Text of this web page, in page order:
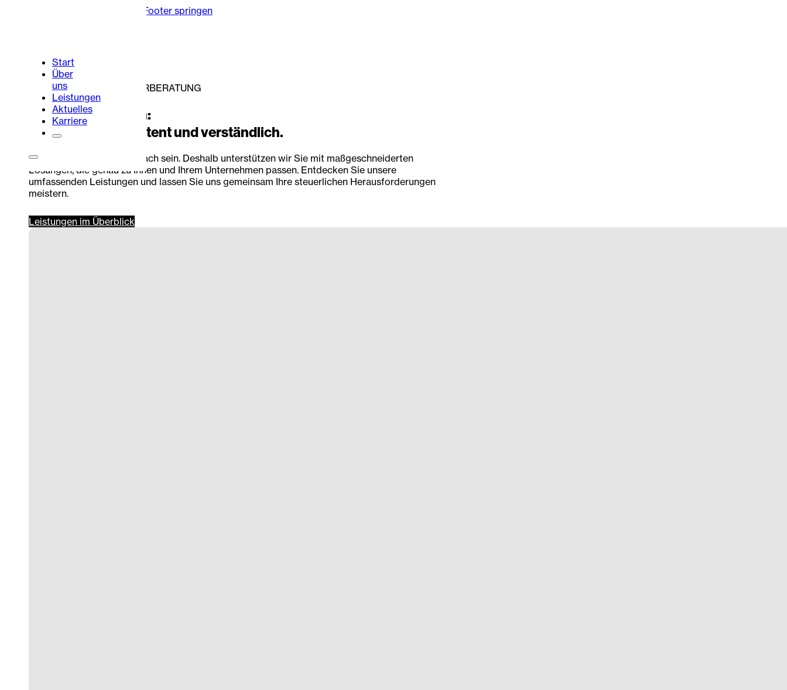
Zum Footer springen
Start
Über
uns
Leistungen
Aktuelles
Karriere
WIRTSCHAFTS- & STEUERBERATUNG
Unsere Leistungen:
Persönlich, kompetent und verständlich.
Steuerberatung sollte einfach sein. Deshalb unterstützen wir Sie mit maßgeschneiderten
Lösungen, die genau zu Ihnen und Ihrem Unternehmen passen. Entdecken Sie unsere
umfassenden Leistungen und lassen Sie uns gemeinsam Ihre steuerlichen Herausforderungen
meistern.
Leistungen im Überblick